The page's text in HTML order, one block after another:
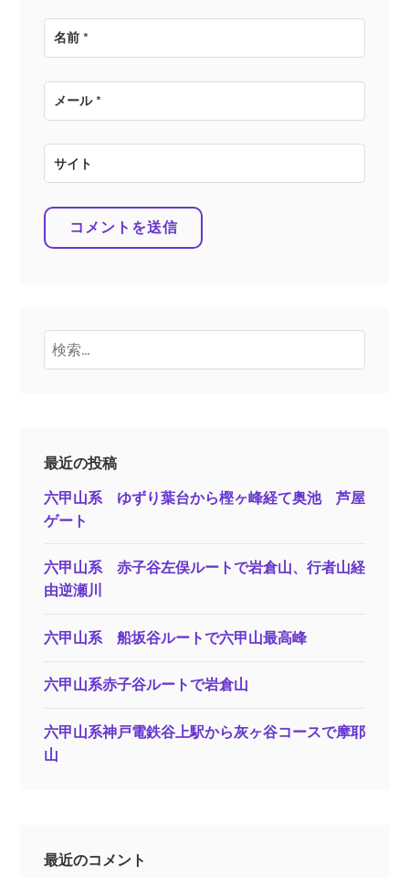
名前*
メール*
サイト
検
索:
最近の投稿
六甲山系 ゆずり葉台から樫ヶ峰経て奥池 芦屋
ゲート
六甲山系 赤子谷左俣ルートで岩倉山、行者山経
由逆瀬川
六甲山系 船坂谷ルートで六甲山最高峰
六甲山系赤子谷ルートで岩倉山
六甲山系神戸電鉄谷上駅から灰ヶ谷コースで摩耶
山
最近のコメント